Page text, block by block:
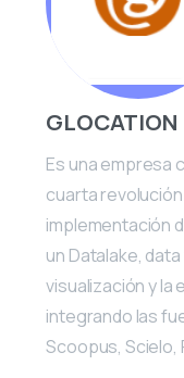
GLOCATION
Es una empresa
cuarta
implementación
un Datalake,
visualización y
integrando las
Scoopus, Scielo,